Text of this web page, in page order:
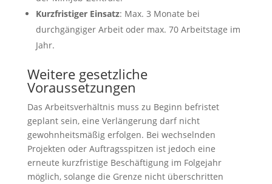
Kurzfristiger Einsatz: Max. 3 Monate bei
durchgängiger Arbeit oder max. 70 Arbeitstage im
Jahr.
Weitere gesetzliche
Voraussetzungen
Das Arbeitsverhältnis muss zu Beginn befristet
geplant sein, eine Verlängerung darf nicht
gewohnheitsmäßig erfolgen. Bei wechselnden
Projekten oder Auftragsspitzen ist jedoch eine
erneute kurzfristige Beschäftigung im Folgejahr
möglich, solange die Grenze nicht überschritten